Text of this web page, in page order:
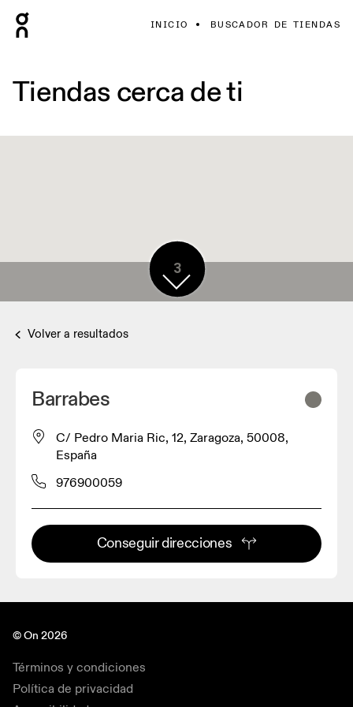
INICIO BUSCADOR DE TIENDAS
Tiendas cerca de ti
3
Volver a resultados
Barrabes
C/ Pedro Maria Ric, 12, Zaragoza, 50008,
España
976900059
Conseguir direcciones
© On 2026
Términos y condiciones
Política de privacidad